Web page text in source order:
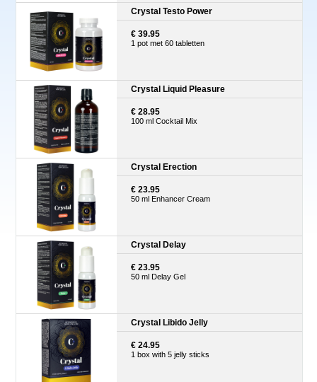
Crystal Testo Power
€ 39.95
1 pot met 60 tabletten
Crystal Liquid Pleasure
€ 28.95
100 ml Cocktail Mix
Crystal Erection
€ 23.95
50 ml Enhancer Cream
Crystal Delay
€ 23.95
50 ml Delay Gel
Crystal Libido Jelly
€ 24.95
1 box with 5 jelly sticks